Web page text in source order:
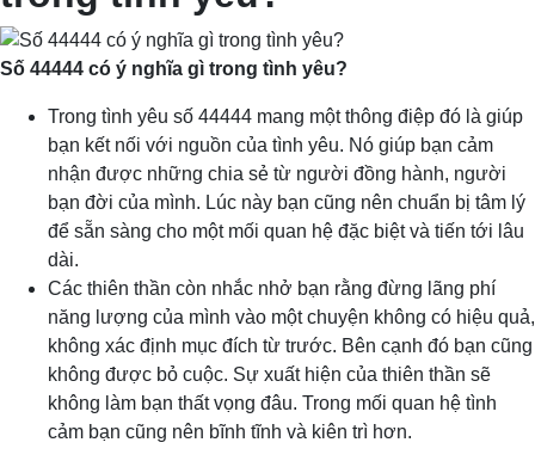
Số 44444 có ý nghĩa gì trong tình yêu?
Trong tình yêu số 44444 mang một thông điệp đó là giúp
bạn kết nối với nguồn của tình yêu. Nó giúp bạn cảm
nhận được những chia sẻ từ người đồng hành, người
bạn đời của mình. Lúc này bạn cũng nên chuẩn bị tâm lý
để sẵn sàng cho một mối quan hệ đặc biệt và tiến tới lâu
dài.
Các thiên thần còn nhắc nhở bạn rằng đừng lãng phí
năng lượng của mình vào một chuyện không có hiệu quả,
không xác định mục đích từ trước. Bên cạnh đó bạn cũng
không được bỏ cuộc. Sự xuất hiện của thiên thần sẽ
không làm bạn thất vọng đâu. Trong mối quan hệ tình
cảm bạn cũng nên bĩnh tĩnh và kiên trì hơn.